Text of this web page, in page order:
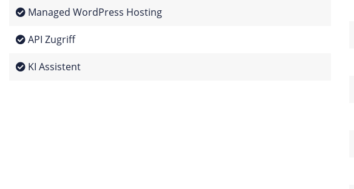
Managed WordPress Hosting
API Zugriff
KI Assistent